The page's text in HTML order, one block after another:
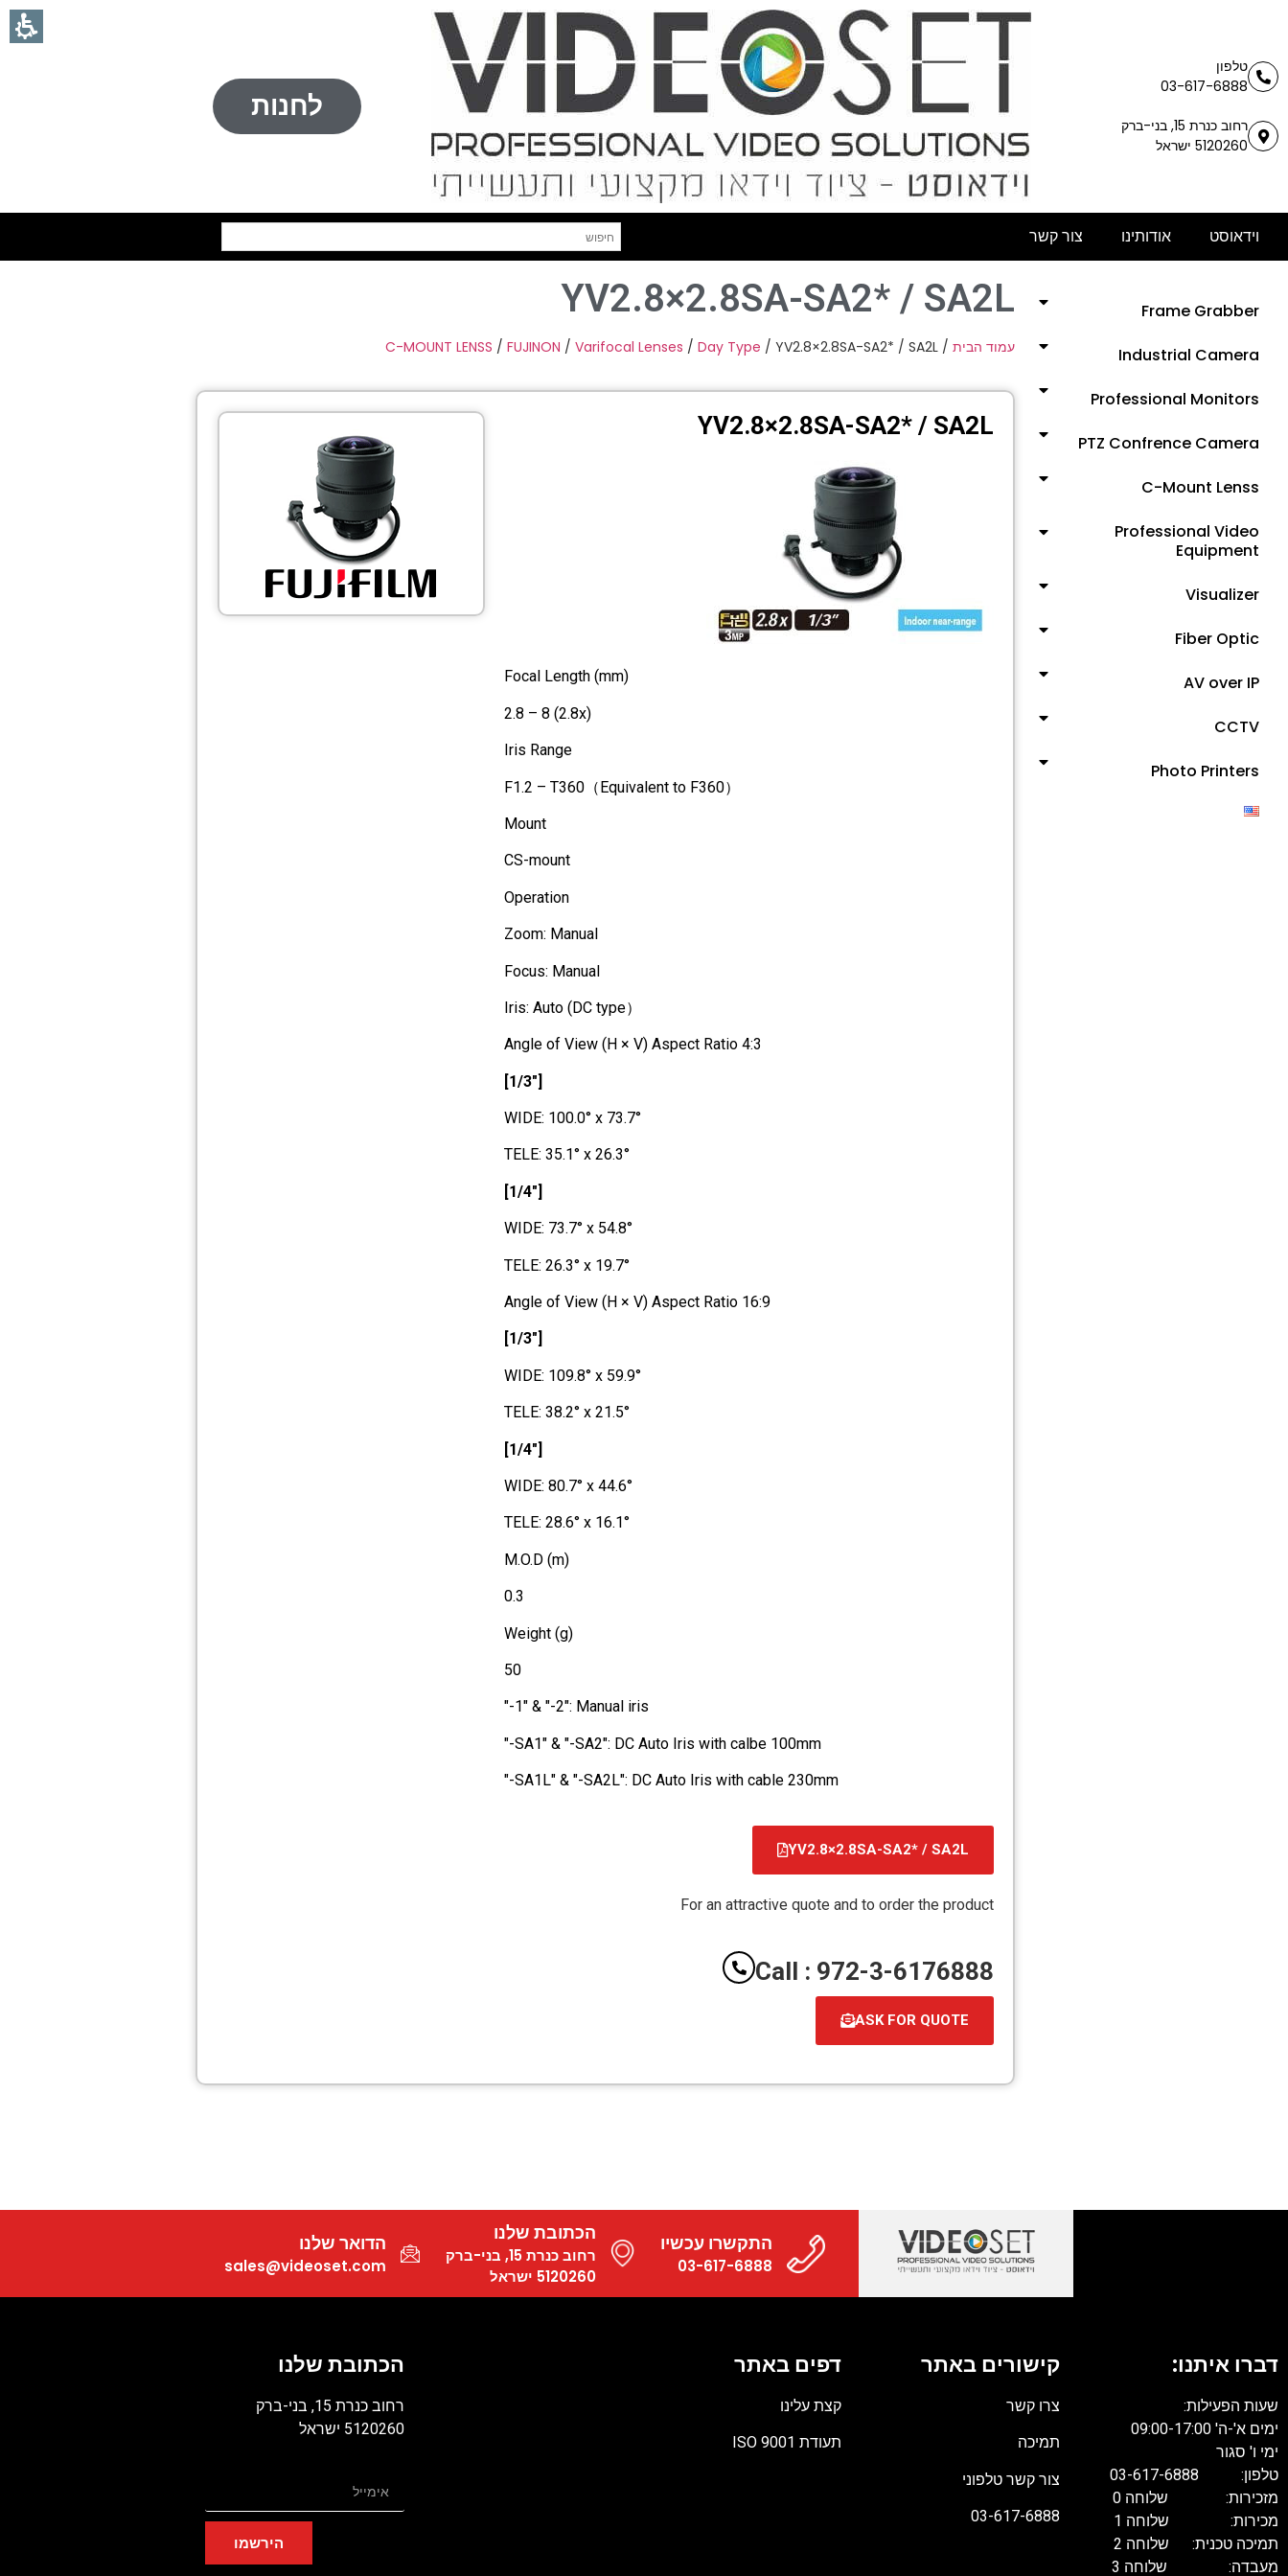
טלפון
03-617-6888
רחוב כנרת 15, בני-ברק
5120260 ישראל
לחנות
וידאוסט אודותינו צור קשר
Frame Grabber
Industrial Camera
Professional Monitors
PTZ Confrence Camera
C-Mount Lenss
Professional Video
Equipment
Visualizer
Fiber Optic
AV over IP
CCTV
Photo Printers
YV2.8×2.8SA-SA2* / SA2L
עמוד הבית /
C-MOUNT LENSS / FUJINON / Varifocal Lenses / Day Type / YV2.8×2.8SA-SA2* / SA2L
YV2.8×2.8SA-SA2* / SA2L
Focal Length (mm)
2.8 – 8 (2.8x)
Iris Range
F1.2 – T360（Equivalent to F360）
Mount
CS-mount
Operation
Zoom: Manual
Focus: Manual
Iris: Auto (DC type）
Angle of View (H × V) Aspect Ratio 4:3
[1/3"]
WIDE: 100.0° x 73.7°
TELE: 35.1° x 26.3°
[1/4"]
WIDE: 73.7° x 54.8°
TELE: 26.3° x 19.7°
Angle of View (H × V) Aspect Ratio 16:9
[1/3"]
WIDE: 109.8° x 59.9°
TELE: 38.2° x 21.5°
[1/4"]
WIDE: 80.7° x 44.6°
TELE: 28.6° x 16.1°
M.O.D (m)
0.3
Weight (g)
50
"-1" & "-2": Manual iris
"-SA1" & "-SA2": DC Auto Iris with calbe 100mm
"-SA1L" & "-SA2L": DC Auto Iris with cable 230mm
YV2.8×2.8SA-SA2* / SA2L
קובץ
PDF
For an attractive quote and to order the product
Call : 972-3-6176888
ASK FOR QUOTE
התקשרו עכשיו
03-617-6888
הכתובת שלנו
רחוב כנרת 15, בני-ברק
5120260 ישראל
הדואר שלנו
sales@videoset.com
דברו איתנו:
שעות הפעילות:
ימים א'-ה' 09:00-17:00
ימי ו' סגור
טלפון: 03-617-6888
מזכירות: שלוחה 0
מכירות: שלוחה 1
תמיכה טכנית: שלוחה 2
מעבדה: שלוחה 3
קישורים באתר
צרו קשר
תמיכה
צור קשר טלפוני
03-617-6888
דפים באתר
קצת עלינו
תעודת ISO 9001
הכתובת שלנו
רחוב כנרת 15, בני-ברק
5120260 ישראל
הירשמו